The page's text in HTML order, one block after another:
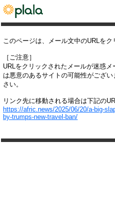
このページは、メール文中のURLをク
［ご注意］
URLをクリックされたメールが迷惑
は悪意のあるサイトの可能性がござ
さい。
リンク先に移動される場合は下記の
https://afric.news/2025/06/20/a-big-
by-trumps-new-travel-ban/